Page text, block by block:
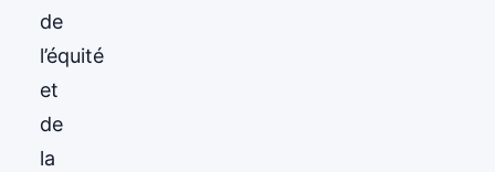
de
l’équité
et
de
la